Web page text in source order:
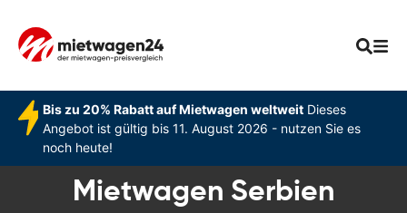
Bis zu 20% Rabatt auf Mietwagen weltweitDieses
Angebot ist gültig bis 11. August 2026 - nutzen Sie es
noch heute!
Mietwagen Serbien